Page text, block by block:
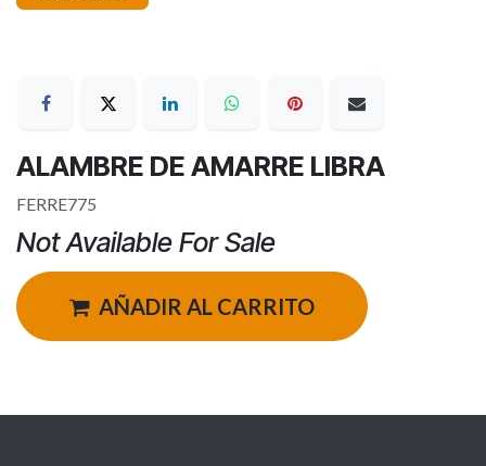
ALAMBRE DE AMARRE LIBRA
FERRE775
Not Available For Sale
AÑADIR AL CARRITO